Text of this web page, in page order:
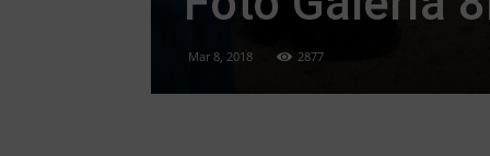
Mar 8, 2018 2877